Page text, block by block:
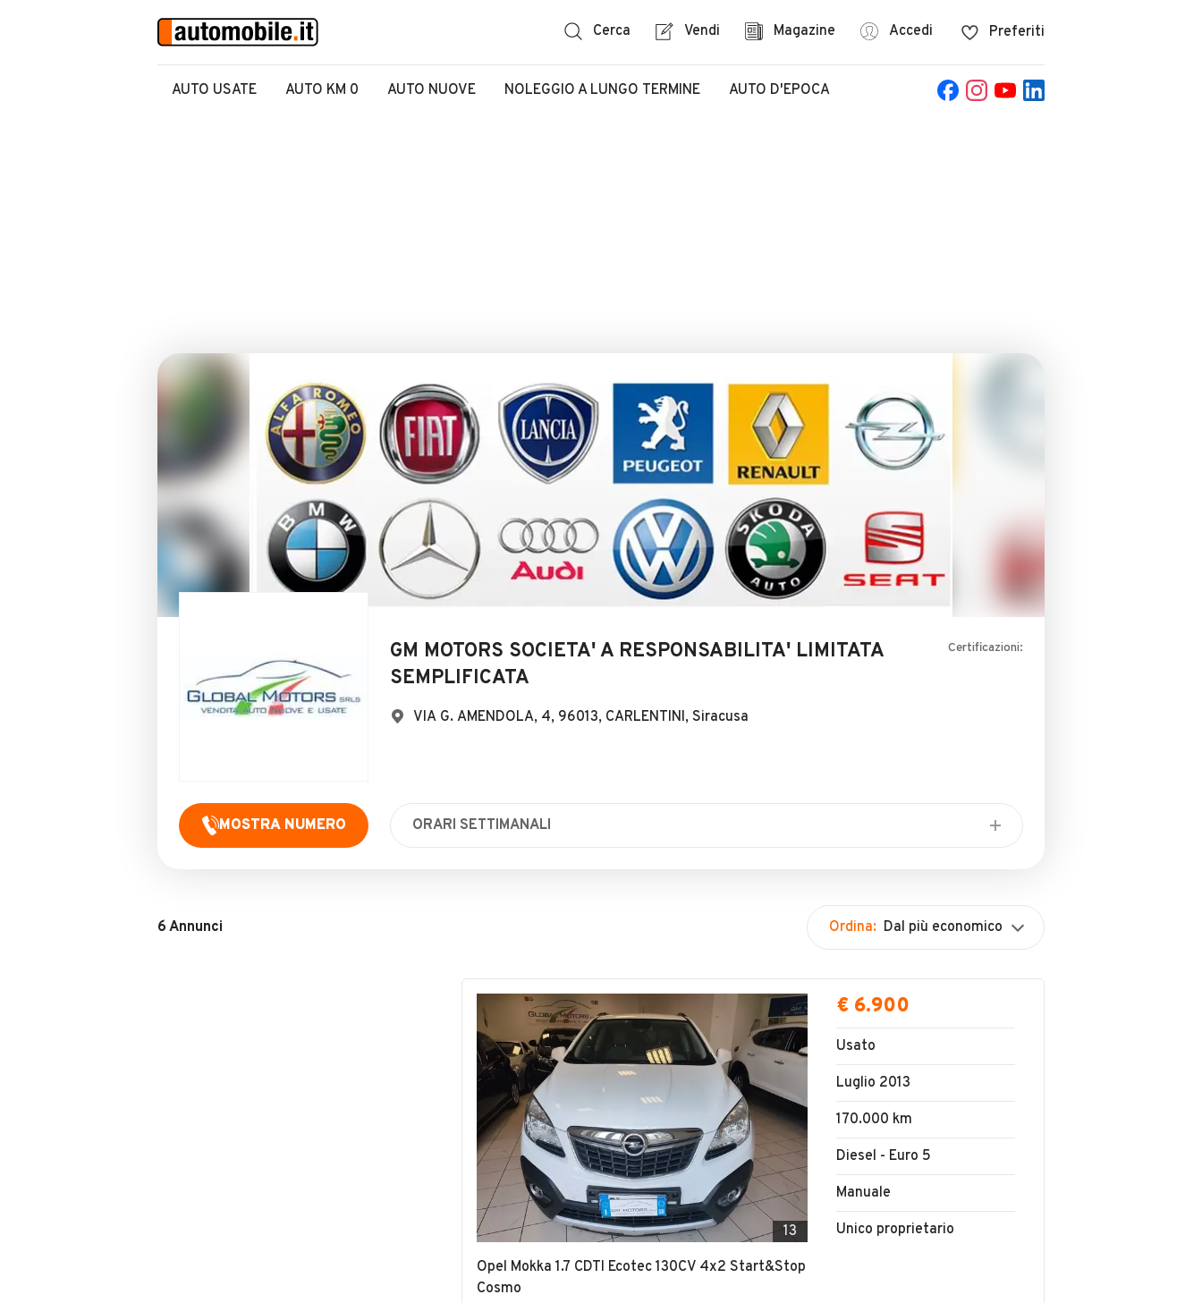
Cerca Vendi Magazine Accedi Preferiti
AUTO USATE AUTO KM 0 AUTO NUOVE NOLEGGIO A LUNGO TERMINE AUTO D'EPOCA
GM MOTORS SOCIETA' A RESPONSABILITA' LIMITATA
SEMPLIFICATA
Certificazioni:
VIA G. AMENDOLA, 4, 96013, CARLENTINI, Siracusa
MOSTRA NUMERO
ORARI SETTIMANALI
09:00 - 13:00 / 16:00 - 20:00
Domenica
Chiuso
6 Annunci Ordina: Dal più economico
13
Opel Mokka 1.7 CDTI Ecotec 130CV 4x2 Start&Stop
Cosmo
€ 6.900
Usato
Luglio 2013
170.000 km
Diesel - Euro 5
Manuale
Unico proprietario